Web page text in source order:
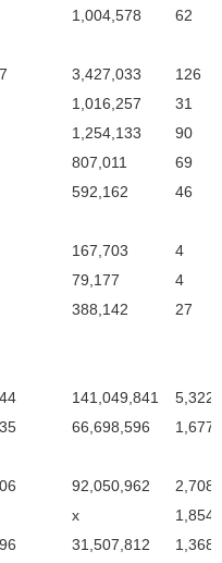
1,004,578 62
3,427,033
126
1,016,257
31
1,254,133
90
807,011
69
592,162 46
167,703
4
79,177
4
388,142 27
141,049,841
5,322
66,698,596 1,677
92,050,962
2,708
x
1,854
31,507,812
1,368